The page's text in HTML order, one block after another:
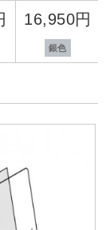
16,950円
銀色